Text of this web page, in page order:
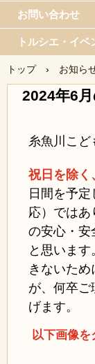
お問い合わせ
トルシエ・イベ
トップ › お知ら
2024年6月
糸魚川こど
祝日を除く
日間を予
応）ではあ
の安心・安
と思いま
きないた
が、何卒ご
げます。
以下画像を